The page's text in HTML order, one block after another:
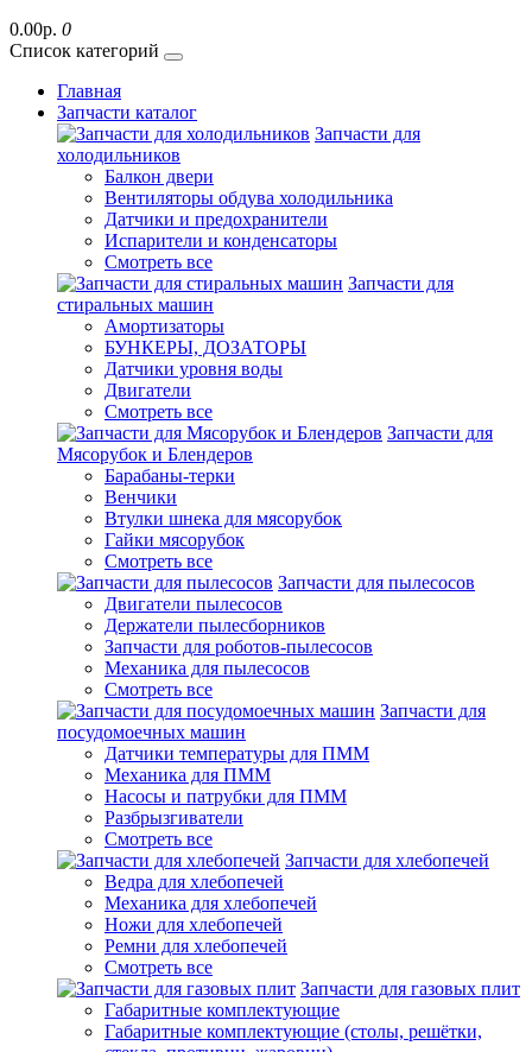
0.00р. 0
Список категорий
Главная
Запчасти каталог
Запчасти для
холодильников
Балкон двери
Вентиляторы обдува холодильника
Датчики и предохранители
Испарители и конденсаторы
Смотреть все
Запчасти для
стиральных машин
Амортизаторы
БУНКЕРЫ, ДОЗАТОРЫ
Датчики уровня воды
Двигатели
Смотреть все
Запчасти для
Мясорубок и Блендеров
Барабаны-терки
Венчики
Втулки шнека для мясорубок
Гайки мясорубок
Смотреть все
Запчасти для пылесосов
Двигатели пылесосов
Держатели пылесборников
Запчасти для роботов-пылесосов
Механика для пылесосов
Смотреть все
Запчасти для
посудомоечных машин
Датчики температуры для ПММ
Механика для ПММ
Насосы и патрубки для ПММ
Разбрызгиватели
Смотреть все
Запчасти для хлебопечей
Ведра для хлебопечей
Механика для хлебопечей
Ножи для хлебопечей
Ремни для хлебопечей
Смотреть все
Запчасти для газовых плит
Габаритные комплектующие
Габаритные комплектующие (столы, решётки,